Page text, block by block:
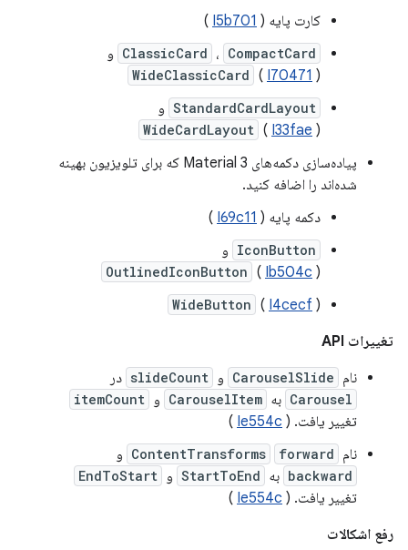
کارت پایه ( I5b701
)
ClassicCard ، CompactCard و
WideClassicCard ( I70471 )
StandardCardLayout و
WideCardLayout ( I33fae )
پیاده‌سازی دکمه‌های Material 3 که برای تلویزیون بهینه
شده‌اند را اضافه کنید.
دکمه پایه ( I69c11
)
IconButton و
OutlinedIconButton ( Ib504c )
WideButton ( I4cecf )
تغییرات API
نام CarouselSlide و slideCount در
Carousel به CarouselItem و itemCount
تغییر یافت. ( Ie554c
)
نام
ContentTransforms forward و
backward به StartToEnd و EndToStart
تغییر یافت. ( Ie554c
)
رفع اشکالات